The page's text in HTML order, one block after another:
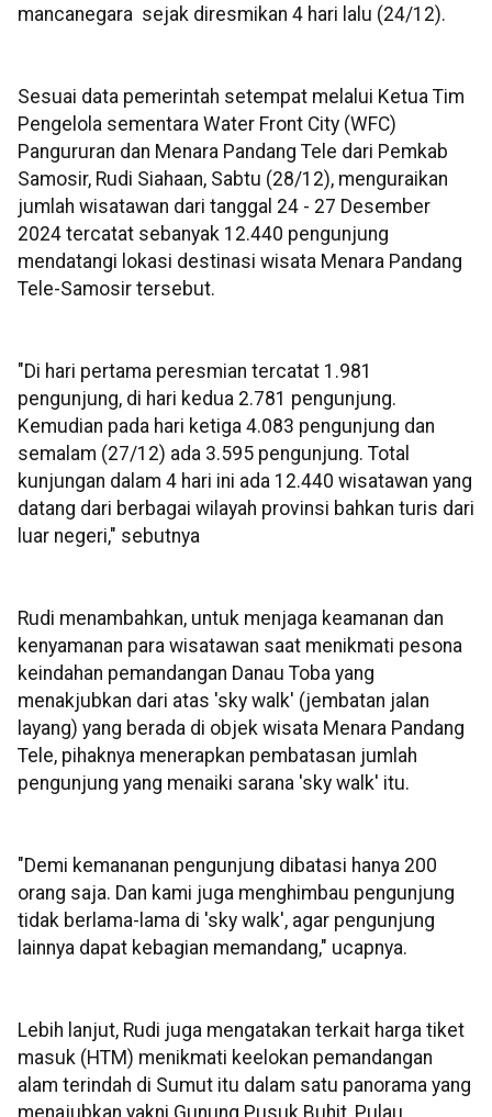
mancanegara sejak diresmikan 4 hari lalu (24/12).
Sesuai data pemerintah setempat melalui Ketua Tim
Pengelola sementara Water Front City (WFC)
Pangururan dan Menara Pandang Tele dari Pemkab
Samosir, Rudi Siahaan, Sabtu (28/12), menguraikan
jumlah wisatawan dari tanggal 24 - 27 Desember
2024 tercatat sebanyak 12.440 pengunjung
mendatangi lokasi destinasi wisata Menara Pandang
Tele-Samosir tersebut.
"Di hari pertama peresmian tercatat 1.981
pengunjung, di hari kedua 2.781 pengunjung.
Kemudian pada hari ketiga 4.083 pengunjung dan
semalam (27/12) ada 3.595 pengunjung. Total
kunjungan dalam 4 hari ini ada 12.440 wisatawan yang
datang dari berbagai wilayah provinsi bahkan turis dari
luar negeri," sebutnya
Rudi menambahkan, untuk menjaga keamanan dan
kenyamanan para wisatawan saat menikmati pesona
keindahan pemandangan Danau Toba yang
menakjubkan dari atas 'sky walk' (jembatan jalan
layang) yang berada di objek wisata Menara Pandang
Tele, pihaknya menerapkan pembatasan jumlah
pengunjung yang menaiki sarana 'sky walk' itu.
"Demi kemananan pengunjung dibatasi hanya 200
orang saja. Dan kami juga menghimbau pengunjung
tidak berlama-lama di 'sky walk', agar pengunjung
lainnya dapat kebagian memandang," ucapnya.
Lebih lanjut, Rudi juga mengatakan terkait harga tiket
masuk (HTM) menikmati keelokan pemandangan
alam terindah di Sumut itu dalam satu panorama yang